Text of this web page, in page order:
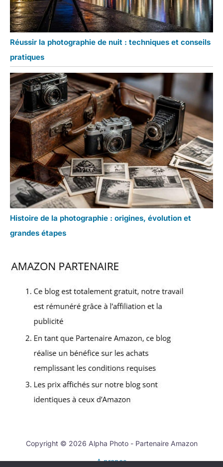
Réussir la photographie de nuit : techniques et conseils
pratiques
Histoire de la photographie : origines, évolution et
grandes étapes
Copyright © 2026 Alpha Photo - Partenaire Amazon
A propos